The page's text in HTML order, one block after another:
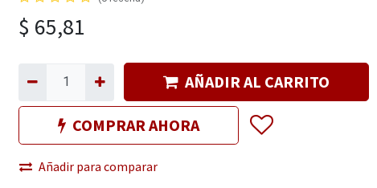
$ 65,81
AÑADIR AL CARRITO
COMPRAR AHORA
Añadir para comparar